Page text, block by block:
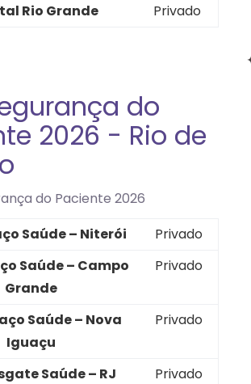
Rio Grande
Privado
do
2026 - Rio de
Saúde – Niterói
Privado
Saúde – Campo
Grande
Privado
Saúde – Nova
Iguaçu
Privado
Saúde – RJ
Privado